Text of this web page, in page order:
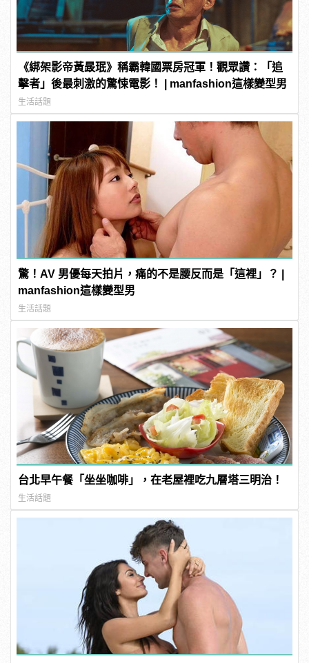
《綁架影帝黃晸珉》稱霸韓國票房冠軍！觀眾讚：「追
擊者」後最刺激的驚悚電影！ | manfashion這樣變型男
生活話題
驚！AV 男優每天拍片，痛的不是腰反而是「這裡」？ |
manfashion這樣變型男
生活話題
台北早午餐「坐坐咖啡」，在老屋裡吃九層塔三明治！
生活話題